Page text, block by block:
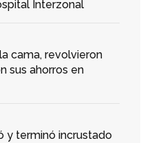
Interzonal
cama, revolvieron
sus ahorros en
y terminó incrustado